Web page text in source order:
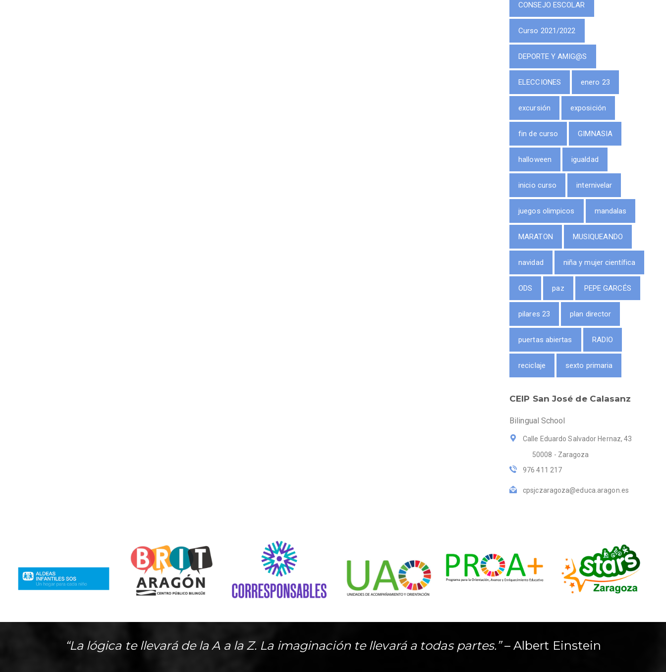
CONSEJO ESCOLAR
Curso 2021/2022
DEPORTE Y AMIG@S
ELECCIONES enero 23
excursión exposición
fin de curso GIMNASIA
halloween igualdad
inicio curso internivelar
juegos olimpicos mandalas
MARATON MUSIQUEANDO
navidad niña y mujer científica
ODS paz PEPE GARCÉS
pilares 23 plan director
puertas abiertas RADIO
reciclaje sexto primaria
CEIP San José de Calasanz
Bilingual School
Calle Eduardo Salvador Hernaz, 43
50008 - Zaragoza
976 411 217
cpsjczaragoza@educa.aragon.es
“La lógica te llevará de la A a la Z. La imaginación te llevará a todas partes.”– Albert Einstein